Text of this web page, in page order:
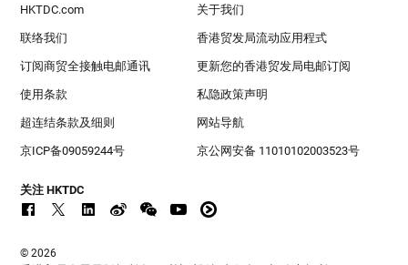
HKTDC.com 关于我们
联络我们 香港贸发局流动应用程式
订阅商贸全接触电邮通讯 更新您的香港贸发局电邮订阅
使用条款 私隐政策声明
超连结条款及细则 网站导航
京ICP备09059244号 京公网安备 11010102003523号
关注 HKTDC
© 2026